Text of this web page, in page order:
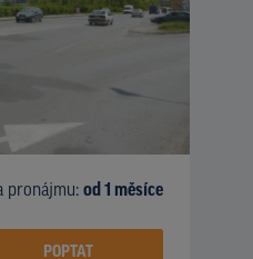
pronájmu: od 1 měsíce
POPTAT